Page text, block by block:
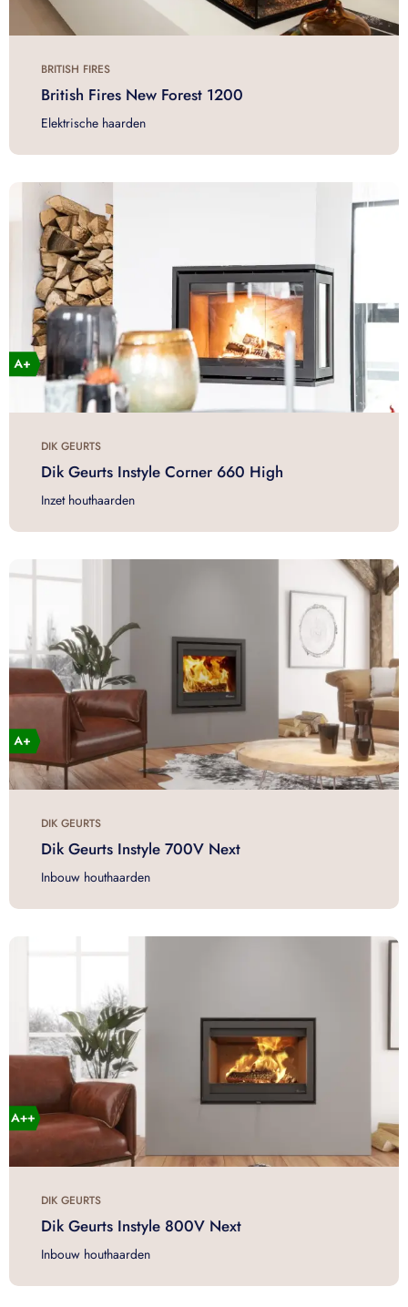
BRITISH FIRES
British Fires New Forest 1200
Elektrische haarden
DIK GEURTS
Dik Geurts Instyle Corner 660 High
Inzet houthaarden
DIK GEURTS
Dik Geurts Instyle 700V Next
Inbouw houthaarden
DIK GEURTS
Dik Geurts Instyle 800V Next
Inbouw houthaarden